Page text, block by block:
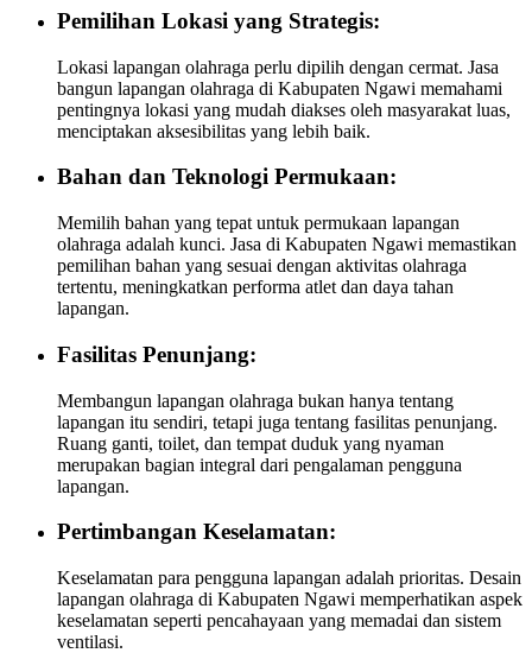
Pemilihan Lokasi yang Strategis:
Lokasi lapangan olahraga perlu dipilih dengan cermat. Jasa
bangun lapangan olahraga di Kabupaten Ngawi memahami
pentingnya lokasi yang mudah diakses oleh masyarakat luas,
menciptakan aksesibilitas yang lebih baik.
Bahan dan Teknologi Permukaan:
Memilih bahan yang tepat untuk permukaan lapangan
olahraga adalah kunci. Jasa di Kabupaten Ngawi memastikan
pemilihan bahan yang sesuai dengan aktivitas olahraga
tertentu, meningkatkan performa atlet dan daya tahan
lapangan.
Fasilitas Penunjang:
Membangun lapangan olahraga bukan hanya tentang
lapangan itu sendiri, tetapi juga tentang fasilitas penunjang.
Ruang ganti, toilet, dan tempat duduk yang nyaman
merupakan bagian integral dari pengalaman pengguna
lapangan.
Pertimbangan Keselamatan:
Keselamatan para pengguna lapangan adalah prioritas. Desain
lapangan olahraga di Kabupaten Ngawi memperhatikan aspek
keselamatan seperti pencahayaan yang memadai dan sistem
ventilasi.